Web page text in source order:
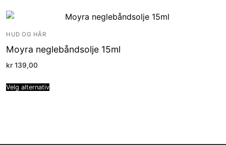
HUD OG HÅR
Moyra neglebåndsolje 15ml
kr 139,00
Velg alternativ